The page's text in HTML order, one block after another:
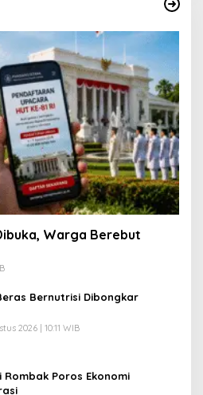
Warga Berebut
Bernutrisi Dibongkar
2026 | 10:11 WIB
Rombak Poros Ekonomi